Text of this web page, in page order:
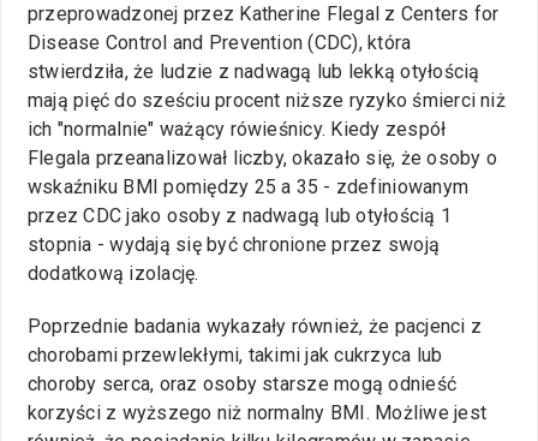
przeprowadzonej przez Katherine Flegal z Centers for
Disease Control and Prevention (CDC), która
stwierdziła, że ludzie z nadwagą lub lekką otyłością
mają pięć do sześciu procent niższe ryzyko śmierci niż
ich "normalnie" ważący rówieśnicy. Kiedy zespół
Flegala przeanalizował liczby, okazało się, że osoby o
wskaźniku BMI pomiędzy 25 a 35 - zdefiniowanym
przez CDC jako osoby z nadwagą lub otyłością 1
stopnia - wydają się być chronione przez swoją
dodatkową izolację.
Poprzednie badania wykazały również, że pacjenci z
chorobami przewlekłymi, takimi jak cukrzyca lub
choroby serca, oraz osoby starsze mogą odnieść
korzyści z wyższego niż normalny BMI. Możliwe jest